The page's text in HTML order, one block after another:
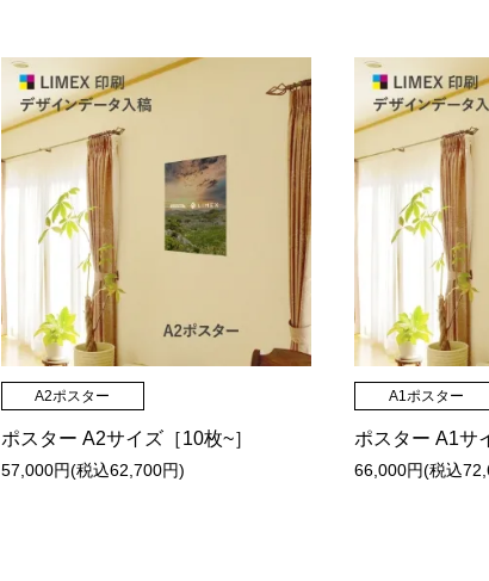
A2ポスター
ポスター A2サイズ［10枚~］
57,000円(税込62,700円)
A1ポスター
ポスター A1サ
66,000円(税込